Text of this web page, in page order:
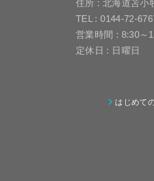
住所 : 北海道苫小
TEL : 0144-72-
営業時間 : 8:30～
定休日 : 日曜日
はじめて